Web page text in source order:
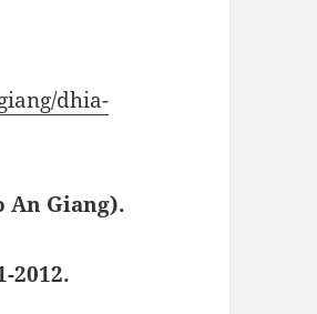
dhia-
An Giang).
2012.